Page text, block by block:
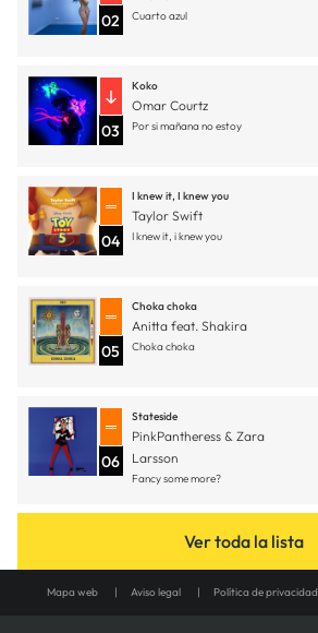
02 Cuarto azul
03
Koko
Omar Courtz
Por si mañana no estoy
04
I knew it, I knew you
Taylor Swift
I knew it, i knew you
05
Choka choka
Anitta feat. Shakira
Choka choka
06
Stateside
PinkPantheress & Zara
Larsson
Fancy some more?
Ver toda la lista
Mapa web Aviso legal Política de privacidad